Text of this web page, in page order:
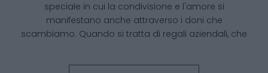
speciale in cui la condivisione e l'amore si
manifestano anche attraverso i doni che
scambiamo. Quando si tratta di regali aziendali, che